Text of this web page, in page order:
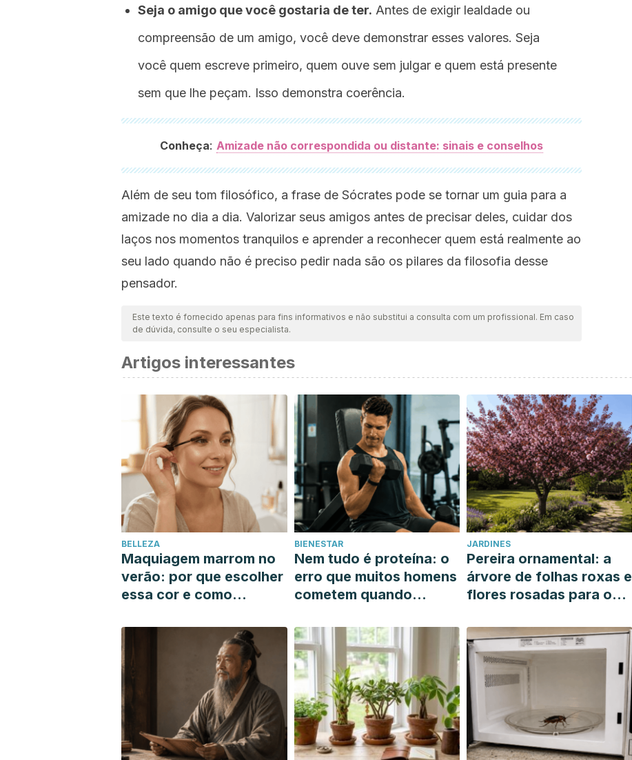
Seja o amigo que você gostaria de ter. Antes de exigir lealdade ou
compreensão de um amigo, você deve demonstrar esses valores. Seja
você quem escreve primeiro, quem ouve sem julgar e quem está presente
sem que lhe peçam. Isso demonstra coerência.
Conheça: Amizade não correspondida ou distante: sinais e conselhos
Além de seu tom filosófico, a frase de Sócrates pode se tornar um guia para a
amizade no dia a dia. Valorizar seus amigos antes de precisar deles, cuidar dos
laços nos momentos tranquilos e aprender a reconhecer quem está realmente ao
seu lado quando não é preciso pedir nada são os pilares da filosofia desse
pensador.
Este texto é fornecido apenas para fins informativos e não substitui a consulta com um profissional. Em caso
de dúvida, consulte o seu especialista.
Artigos interessantes
BELLEZA
Maquiagem marrom no
verão: por que escolher
essa cor e como
mais combina com você
BIENESTAR
Nem tudo é proteína: o
erro que muitos homens
cometem quando
muscular
JARDINES
Pereira ornamental: a
árvore de folhas roxas e
flores rosadas para o